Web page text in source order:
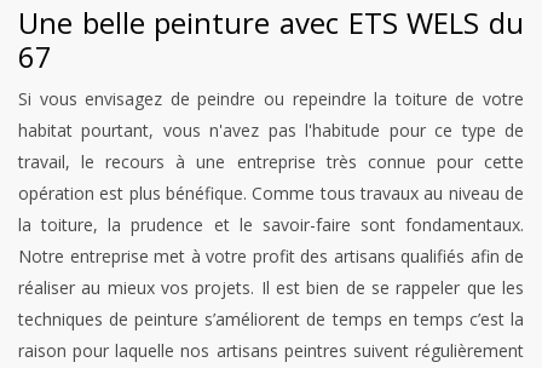
Une belle peinture avec ETS WELS du
67
Si vous envisagez de peindre ou repeindre la toiture de votre
habitat pourtant, vous n'avez pas l'habitude pour ce type de
travail, le recours à une entreprise très connue pour cette
opération est plus bénéfique. Comme tous travaux au niveau de
la toiture, la prudence et le savoir-faire sont fondamentaux.
Notre entreprise met à votre profit des artisans qualifiés afin de
réaliser au mieux vos projets. Il est bien de se rappeler que les
techniques de peinture s’améliorent de temps en temps c’est la
raison pour laquelle nos artisans peintres suivent régulièrement